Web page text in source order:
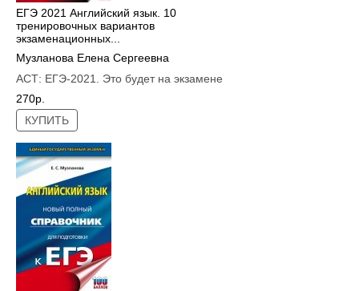
ЕГЭ 2021 Английский язык. 10
тренировочных вариантов
экзаменационных...
Музланова Елена Сергеевна
АСТ: ЕГЭ-2021. Это будет на экзамене
270р.
КУПИТЬ